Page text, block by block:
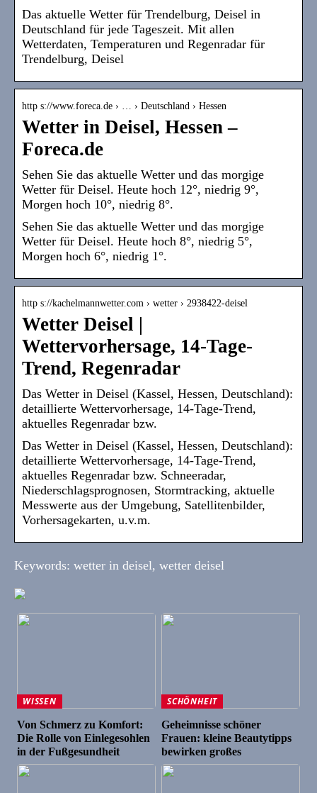
Das aktuelle Wetter für Trendelburg, Deisel in
Deutschland für jede Tageszeit. Mit allen
Wetterdaten, Temperaturen und Regenradar für
Trendelburg, Deisel
http s://www.foreca.de › … › Deutschland › Hessen
Wetter in Deisel, Hessen –
Foreca.de
Sehen Sie das aktuelle Wetter und das morgige
Wetter für Deisel. Heute hoch 12°, niedrig 9°,
Morgen hoch 10°, niedrig 8°.
Sehen Sie das aktuelle Wetter und das morgige
Wetter für Deisel. Heute hoch 8°, niedrig 5°,
Morgen hoch 6°, niedrig 1°.
http s://kachelmannwetter.com › wetter › 2938422-deisel
Wetter Deisel |
Wettervorhersage, 14-Tage-
Trend, Regenradar
Das Wetter in Deisel (Kassel, Hessen, Deutschland):
detaillierte Wettervorhersage, 14-Tage-Trend,
aktuelles Regenradar bzw.
Das Wetter in Deisel (Kassel, Hessen, Deutschland):
detaillierte Wettervorhersage, 14-Tage-Trend,
aktuelles Regenradar bzw. Schneeradar,
Niederschlagsprognosen, Stormtracking, aktuelle
Messwerte aus der Umgebung, Satellitenbilder,
Vorhersagekarten, u.v.m.
Keywords: wetter in deisel, wetter deisel
WISSEN
Von Schmerz zu Komfort:
Die Rolle von Einlegesohlen
in der Fußgesundheit
SCHÖNHEIT
Geheimnisse schöner
Frauen: kleine Beautytipps
bewirken großes